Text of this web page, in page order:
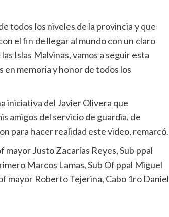
todos los niveles de la provincia y que
el fin de llegar al mundo con un claro
Islas Malvinas, vamos a seguir esta
memoria y honor de todos los
iniciativa del Javier Olivera que
amigos del servicio de guardia, de
para hacer realidad este video, remarcó.
mayor Justo Zacarías Reyes, Sub ppal
Marcos Lamas, Sub Of ppal Miguel
mayor Roberto Tejerina, Cabo 1ro Daniel